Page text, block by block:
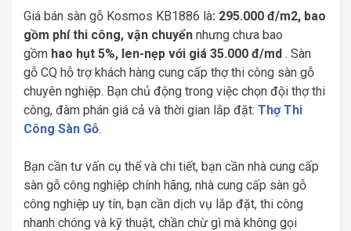
Giá bán sàn gỗ Kosmos KB1886 là: 295.000 đ/m2, bao
gồm phí thi công, vận chuyển nhưng chưa bao
gồm hao hụt 5%, len-nẹp với giá 35.000 đ/md . Sàn
gỗ CQ hỗ trợ khách hàng cung cấp thợ thi công sàn gỗ
chuyên nghiệp. Bạn chủ động trong việc chọn đội thợ thi
công, đàm phán giá cả và thời gian lắp đặt: Thợ Thi
Công Sàn Gỗ.
Bạn cần tư vấn cụ thể và chi tiết, bạn cần nhà cung cấp
sàn gỗ công nghiệp chính hãng, nhà cung cấp sàn gỗ
công nghiệp uy tín, bạn cần dịch vụ lắp đặt, thi công
nhanh chóng và kỹ thuật, chần chừ gì mà không gọi